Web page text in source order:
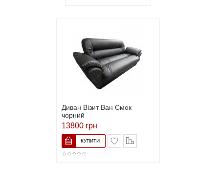
Диван Візит Ван Смок
чорний
13800 грн